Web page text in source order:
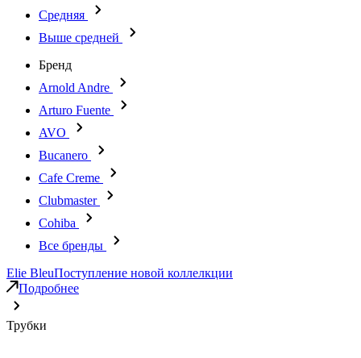
Средняя
Выше средней
Бренд
Arnold Andre
Arturo Fuente
AVO
Bucanero
Cafe Creme
Clubmaster
Cohiba
Все бренды
Elie BleuПоступление новой коллелкции
Подробнее
Трубки